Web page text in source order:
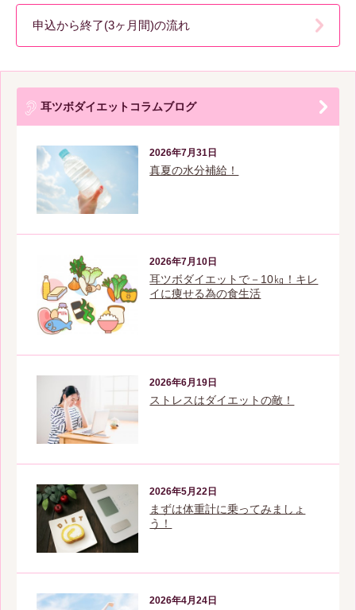
申込から終了(3ヶ月間)の流れ
耳ツボダイエットコラムブログ
2026年7月31日
真夏の水分補給！
2026年7月10日
耳ツボダイエットで－10㎏！キレ
イに痩せる為の食生活
2026年6月19日
ストレスはダイエットの敵！
2026年5月22日
まずは体重計に乗ってみましょ
う！
2026年4月24日